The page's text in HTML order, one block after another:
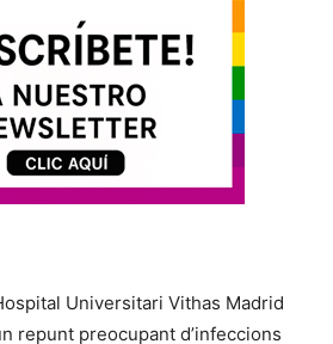
Universitari Vithas Madrid
repunt preocupant d’infeccions